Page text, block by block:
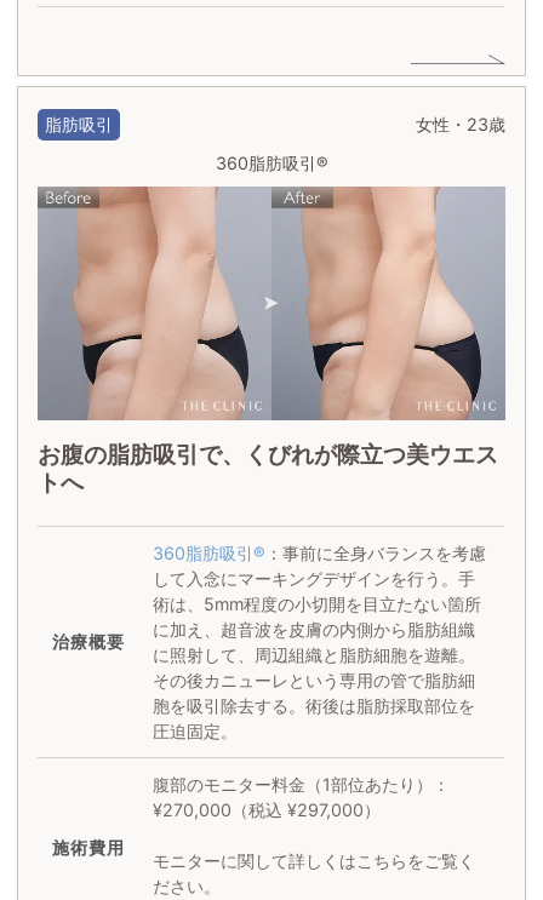
脂肪吸引
女性・23歳
360脂肪吸引®
お腹の脂肪吸引で、くびれが際立つ美ウエス
トへ
治療概要
360脂肪吸引® ：事前に全身バランスを考慮
して入念にマーキングデザインを行う。手
術は、5mm程度の小切開を目立たない箇所
に加え、超音波を皮膚の内側から脂肪組織
に照射して、周辺組織と脂肪細胞を遊離。
その後カニューレという専用の管で脂肪細
胞を吸引除去する。術後は脂肪採取部位を
圧迫固定。
施術費用
腹部のモニター料金（1部位あたり）：
¥270,000（税込 ¥297,000）
モニターに関して詳しくはこちらをご覧く
ださい。